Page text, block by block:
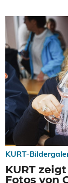
KURT-
KURT
Fotos von